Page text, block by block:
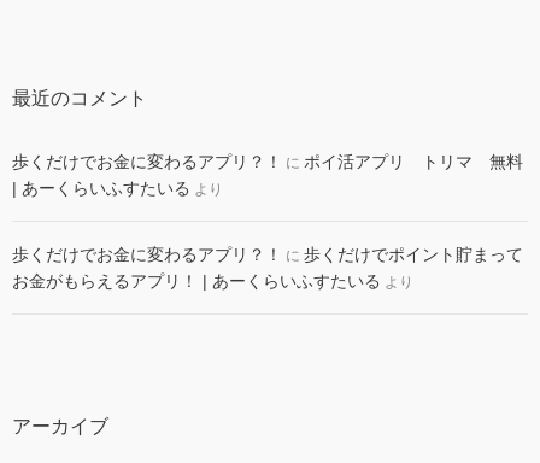
最近のコメント
歩くだけでお金に変わるアプリ？！ に ポイ活アプリ トリマ 無料
| あーくらいふすたいる より
歩くだけでお金に変わるアプリ？！ に 歩くだけでポイント貯まって
お金がもらえるアプリ！ | あーくらいふすたいる より
アーカイブ